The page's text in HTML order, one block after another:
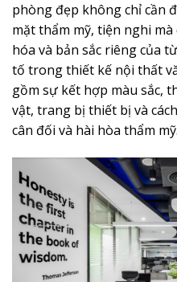
phòng đẹp không chỉ cần
mặt thẩm mỹ, tiện nghi
hóa và bản sắc riêng của
tố trong thiết kế nội thất
gồm sự kết hợp màu sắc,
vật, trang bị thiết bị và
cân đối và hài hòa thẩm mỹ.